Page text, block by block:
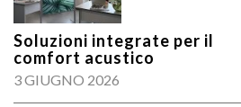
Soluzioni integrate per il
comfort acustico
3 GIUGNO 2026